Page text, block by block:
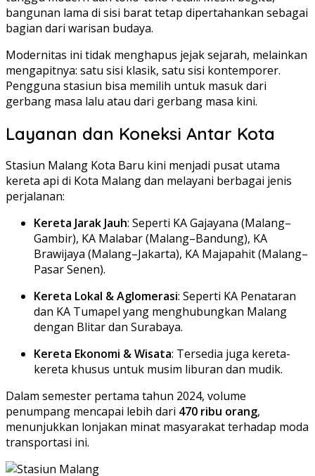
bangunan lama di sisi barat tetap dipertahankan sebagai
bagian dari warisan budaya.
Modernitas ini tidak menghapus jejak sejarah, melainkan
mengapitnya: satu sisi klasik, satu sisi kontemporer.
Pengguna stasiun bisa memilih untuk masuk dari
gerbang masa lalu atau dari gerbang masa kini.
Layanan dan Koneksi Antar Kota
Stasiun Malang Kota Baru kini menjadi pusat utama
kereta api di Kota Malang dan melayani berbagai jenis
perjalanan:
Kereta Jarak Jauh: Seperti KA Gajayana (Malang–
Gambir), KA Malabar (Malang–Bandung), KA
Brawijaya (Malang–Jakarta), KA Majapahit (Malang–
Pasar Senen).
Kereta Lokal & Aglomerasi: Seperti KA Penataran
dan KA Tumapel yang menghubungkan Malang
dengan Blitar dan Surabaya.
Kereta Ekonomi & Wisata: Tersedia juga kereta-
kereta khusus untuk musim liburan dan mudik.
Dalam semester pertama tahun 2024, volume
penumpang mencapai lebih dari 470 ribu orang,
menunjukkan lonjakan minat masyarakat terhadap moda
transportasi ini.